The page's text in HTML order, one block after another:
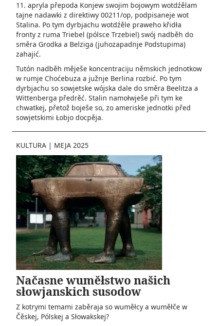
11. apryla přepoda Konjew swojim bojowym wotdźělam
tajne nadawki z direktiwy 00211/op, podpisaneje wot
Stalina. Po tym dyrbjachu wotdźěle praweho křidła
fronty z ruma Triebel (pólsce Trzebiel) swój nadběh do
směra Grodka a Belziga (juhozapadnje Podstupima)
zahajić.
Tutón nadběh měješe koncentraciju němskich jednotkow
w rumje Choćebuza a južnje Berlina rozbić. Po tym
dyrbjachu so sowjetske wójska dale do směra Beelitza a
Wittenberga předrěć. Stalin namołwješe při tym ke
chwatkej, přetož boješe so, zo ameriske jednotki před
sowjetskimi Łobjo docpěja.
KULTURA | MEJA 2025
Načasne wuměłstwo našich
słowjanskich susodow
Z kotrymi temami zaběraja so wuměłcy a wuměłče w
Čěskej, Pólskej a Słowakskej?